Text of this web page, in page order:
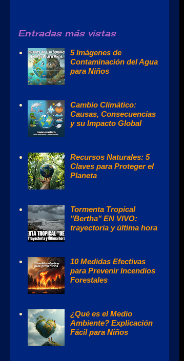
Entradas más vistas
5 Imágenes de
Contaminación del Agua
para Niños
Cambio Climático:
Causas, Consecuencias
y su Impacto Global
Recursos Naturales: 5
Claves para Proteger el
Planeta
Tormenta Tropical
"Bertha" EN VIVO:
trayectoria y última hora
10 Medidas Efectivas
para Prevenir Incendios
Forestales
¿Qué es el Medio
Ambiente? Explicación
Fácil para Niños